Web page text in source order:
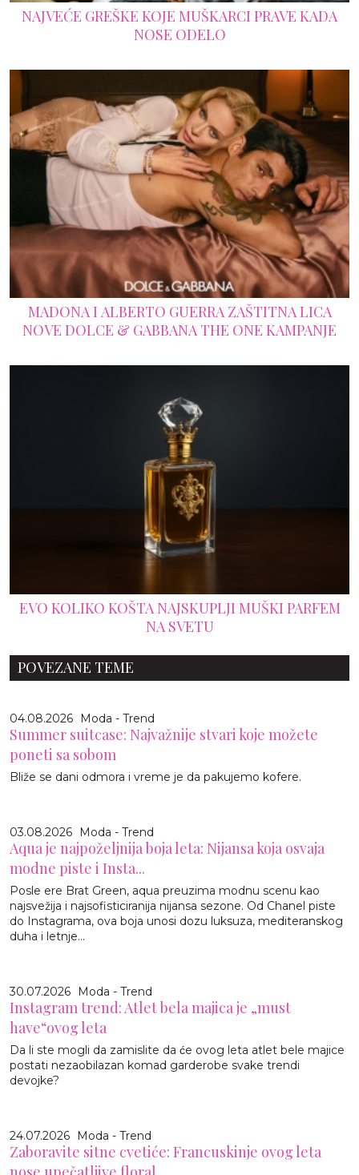
NAJVEĆE GREŠKE KOJE MUŠKARCI PRAVE KADA
NOSE ODELO
MADONA I ALBERTO GUERRA ZAŠTITNA LICA
NOVE DOLCE & GABBANA THE ONE KAMPANJE
EVO KOLIKO KOŠTA NAJSKUPLJI MUŠKI PARFEM
NA SVETU
POVEZANE TEME
04.08.2026 Moda - Trend
Summer suitcase: Najvažnije stvari koje možete
poneti sa sobom
Bliže se dani odmora i vreme je da pakujemo kofere.
03.08.2026 Moda - Trend
Aqua je najpoželjnija boja leta: Nijansa koja osvaja
modne piste i Insta...
Posle ere Brat Green, aqua preuzima modnu scenu kao
najsvežija i najsofisticiranija nijansa sezone. Od Chanel piste
do Instagrama, ova boja unosi dozu luksuza, mediteranskog
duha i letnje...
30.07.2026 Moda - Trend
Instagram trend: Atlet bela majica je „must
have“ovog leta
Da li ste mogli da zamislite da će ovog leta atlet bele majice
postati nezaobilazan komad garderobe svake trendi
devojke?
24.07.2026 Moda - Trend
Zaboravite sitne cvetiće: Francuskinje ovog leta